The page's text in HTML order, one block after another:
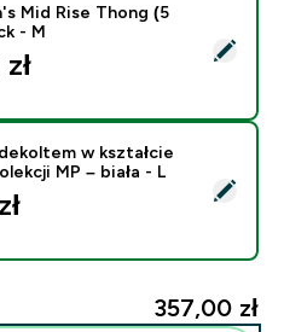
MP Women's Mid Rise Thong
Mid Rise Thong (5
- M
z dekoltem w
w kształcie
MP – biała - L
357,00 zł‎